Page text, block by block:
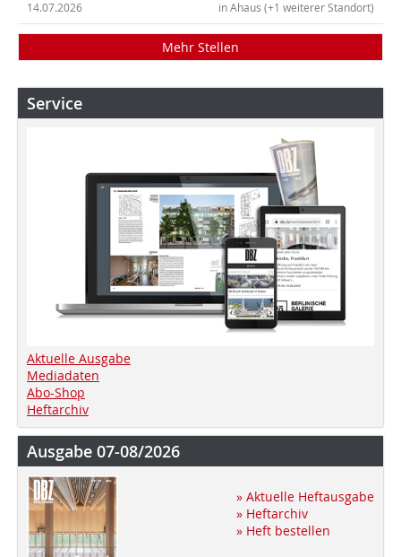
in Ahaus (+1 weiterer Standort)
14.07.2026
Mehr Stellen
Service
Aktuelle Ausgabe
Mediadaten
Abo-Shop
Heftarchiv
Ausgabe 07-08/2026
» Aktuelle Heftausgabe
» Heftarchiv
» Heft bestellen